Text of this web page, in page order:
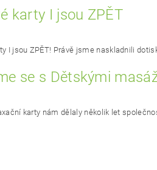
karty I jsou ZPĚT
I jsou ZPĚT! Právě jsme naskladnili
se s Dětskými
karty nám dělaly několik let